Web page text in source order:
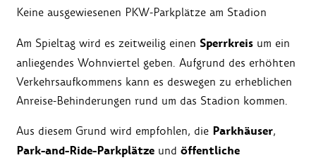
Keine ausgewiesenen PKW-Parkplätze am Stadion
Am Spieltag wird es zeitweilig einen Sperrkreis um ein
anliegendes Wohnviertel geben. Aufgrund des erhöhten
Verkehrsaufkommens kann es deswegen zu erheblichen
Anreise-Behinderungen rund um das Stadion kommen.
Aus diesem Grund wird empfohlen, die Parkhäuser,
Park-and-Ride-Parkplätze und öffentliche